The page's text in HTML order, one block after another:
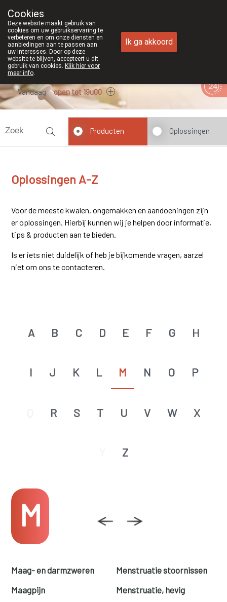
089/382429
Vandaag open tot 19u00
Oplossingen A-Z
Producten Oplossingen
Voor de meeste kwalen, ongemakken en aandoeningen zijn
er oplossingen. Hierbij kunnen wij je helpen door informatie,
tips & producten aan te bieden.
Is er iets niet duidelijk of heb je bijkomende vragen, aarzel
niet om ons te contacteren.
A B C D E F G H
I J K L M N O P
R S T U V W X
Z
M
Maag- en darmzweren
Maagpijn
Menstruatie stoornissen
Menstruatie, hevig
Cookies
Deze website maakt gebruik van
cookies om uw gebruikservaring te
verbeteren en om onze diensten en
aanbiedingen aan te passen aan
uw interesses. Door op deze
website te blijven, accepteert u dit
gebruik van cookies. Klik hier voor
meer info.
Ik ga akkoord